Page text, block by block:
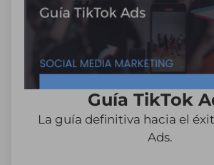
Guía TikTok
La guía definitiva hacia el
Ads.